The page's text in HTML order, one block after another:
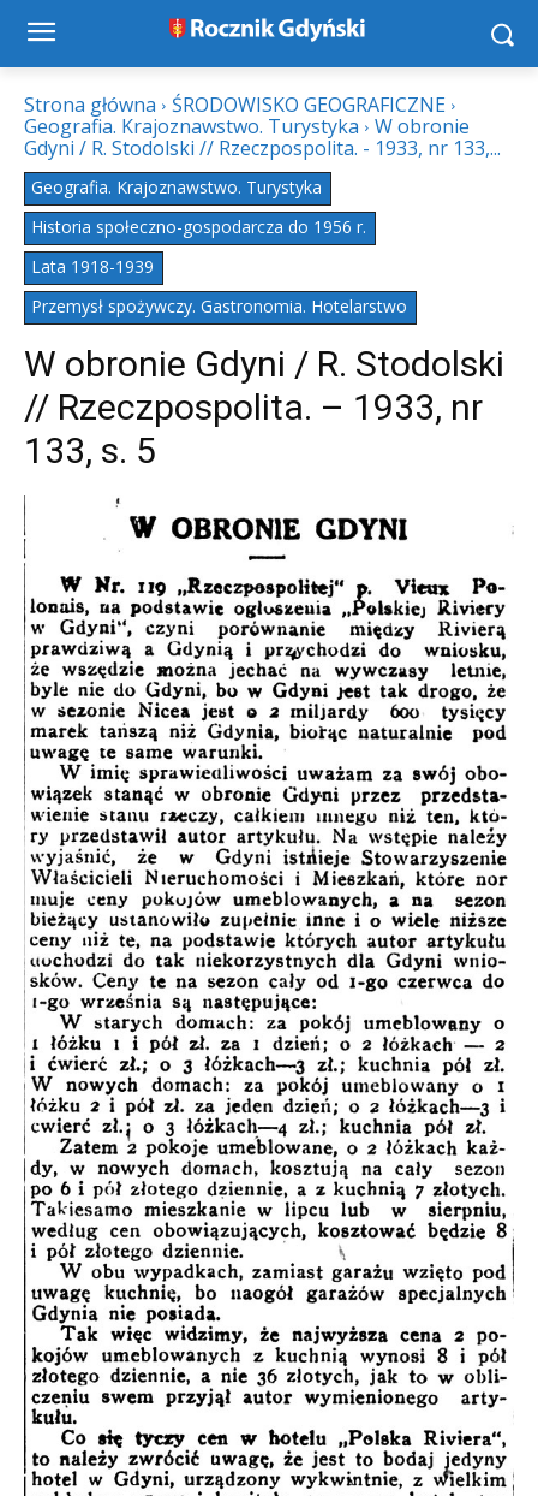
Strona główna
ŚRODOWISKO GEOGRAFICZNE
Geografia. Krajoznawstwo. Turystyka
W obronie
Gdyni / R. Stodolski // Rzeczpospolita. - 1933, nr 133,...
Geografia. Krajoznawstwo. Turystyka
Historia społeczno-gospodarcza do 1956 r.
Lata 1918-1939
Przemysł spożywczy. Gastronomia. Hotelarstwo
W obronie Gdyni / R. Stodolski
// Rzeczpospolita. – 1933, nr
133, s. 5